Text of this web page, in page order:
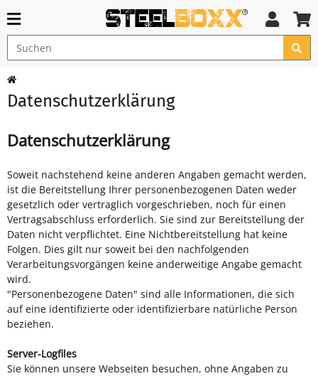
Datenschutzerklärung
Datenschutzerklärung
Soweit nachstehend keine anderen Angaben gemacht werden,
ist die Bereitstellung Ihrer personenbezogenen Daten weder
gesetzlich oder vertraglich vorgeschrieben, noch für einen
Vertragsabschluss erforderlich. Sie sind zur Bereitstellung der
Daten nicht verpflichtet. Eine Nichtbereitstellung hat keine
Folgen. Dies gilt nur soweit bei den nachfolgenden
Verarbeitungsvorgängen keine anderweitige Angabe gemacht
wird.
"Personenbezogene Daten" sind alle Informationen, die sich
auf eine identifizierte oder identifizierbare natürliche Person
beziehen.
Server-Logfiles
Sie können unsere Webseiten besuchen, ohne Angaben zu